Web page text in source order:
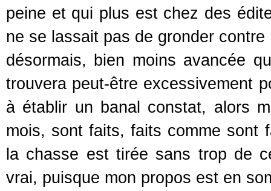
peine et qui plus est chez des
ne se lassait pas de gronder
désormais, bien moins avancée
trouvera peut-être excessivement
à établir un banal constat, alors
mois, sont faits, faits comme sont
la chasse est tirée sans trop de
vrai, puisque mon propos est en